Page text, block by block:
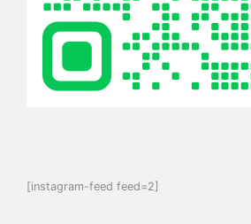
[instagram-feed feed=2]